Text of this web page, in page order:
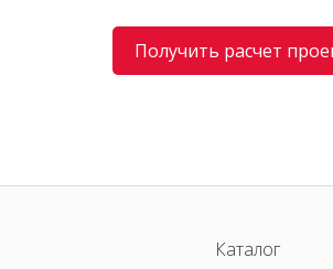
Получить расчет
Каталог